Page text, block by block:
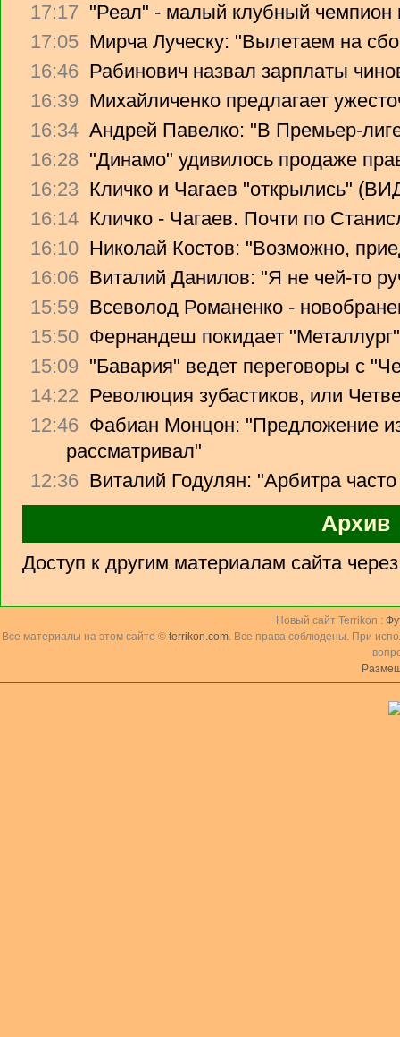
17:17 "Реал" - малый клубный чемпион
17:05 Мирча Луческу: "Вылетаем на
16:46 Рабинович назвал зарплаты
16:39 Михайличенко предлагает
16:34 Андрей Павелко: "В Премьер-
16:28 "Динамо" удивилось продаже
16:23 Кличко и Чагаев "открылись"
16:14 Кличко - Чагаев. Почти по
16:10 Николай Костов: "Возможно,
16:06 Виталий Данилов: "Я не чей-то
15:59 Всеволод Романенко -
15:50 Фернандеш покидает "Металлург"
15:09 "Бавария" ведет переговоры с
14:22 Революция зубастиков, или
12:46 Фабиан Монцон: "Предложение
рассматривал"
12:36 Виталий Годулян: "Арбитра
Архив
Доступ к другим материалам сайта
Новый сайт Terrikon :
Все материалы на этом сайте © terrikon.com. Все права соблюдены. При